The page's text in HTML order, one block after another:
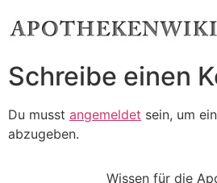
Schreibe einen
Du musst angemeldet sein, um
abzugeben.
Wissen für die